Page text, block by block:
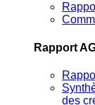
Rapport
des